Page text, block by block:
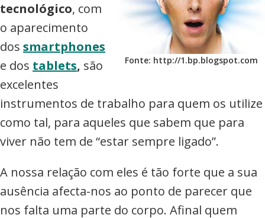
Fonte: http://1.bp.blogspot.com
tecnológico, com
o aparecimento
dos smartphones
e dos tablets, são
excelentes
instrumentos de trabalho para quem os utilize
como tal, para aqueles que sabem que para
viver não tem de “estar sempre ligado”.
A nossa relação com eles é tão forte que a sua
ausência afecta-nos ao ponto de parecer que
nos falta uma parte do corpo. Afinal quem